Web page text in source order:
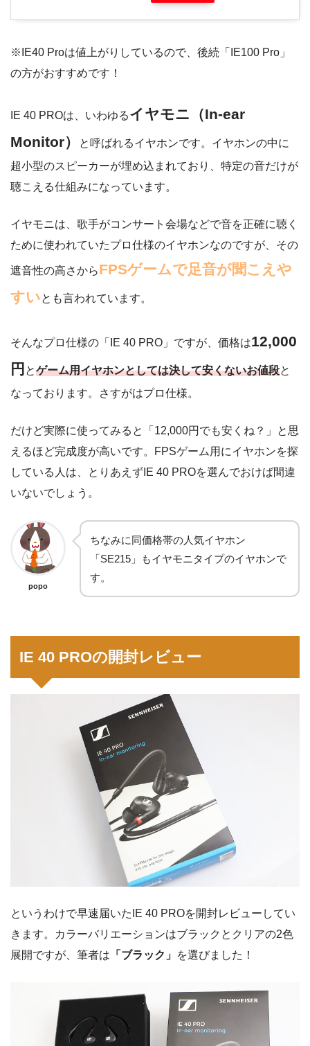
※IE40 Proは値上がりしているので、後続「IE100 Pro」
の方がおすすめです！
IE 40 PROは、いわゆるイヤモニ（In-ear
Monitor）
と呼ばれるイヤホンです。イヤホンの中に
超小型のスピーカーが埋め込まれており、特定の音だけが
聴こえる仕組みになっています。
イヤモニは、歌手がコンサート会場などで音を正確に聴く
ために使われていたプロ仕様のイヤホンなのですが、その
遮音性の高さからFPSゲームで足音が聞こえや
すいとも言われています。
そんなプロ仕様の「IE 40 PRO」ですが、価格は12,000
円 とゲーム用イヤホンとしては決して安くないお値段と
なっております。さすがはプロ仕様。
だけど実際に使ってみると「12,000円でも安くね？」と思
えるほど完成度が高いです。FPSゲーム用にイヤホンを探
している人は、とりあえずIE 40 PROを選んでおけば間違
いないでしょう。
popo
ちなみに同価格帯の人気イヤホン
「SE215」もイヤモニタイプのイヤホンで
す。
IE 40 PROの開封レビュー
というわけで早速届いたIE 40 PROを開封レビューしてい
きます。カラーバリエーションはブラックとクリアの2色
展開ですが、筆者は 「ブラック」 を選びました！